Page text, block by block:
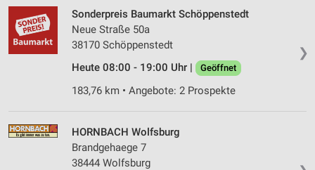
❯
Sonderpreis Baumarkt Schöppenstedt
Neue Straße 50a
38170 Schöppenstedt
Heute 08:00 - 19:00 Uhr |
Geöffnet
183,76 km • Angebote: 2 Prospekte
HORNBACH Wolfsburg
Brandgehaege 7
38444 Wolfsburg